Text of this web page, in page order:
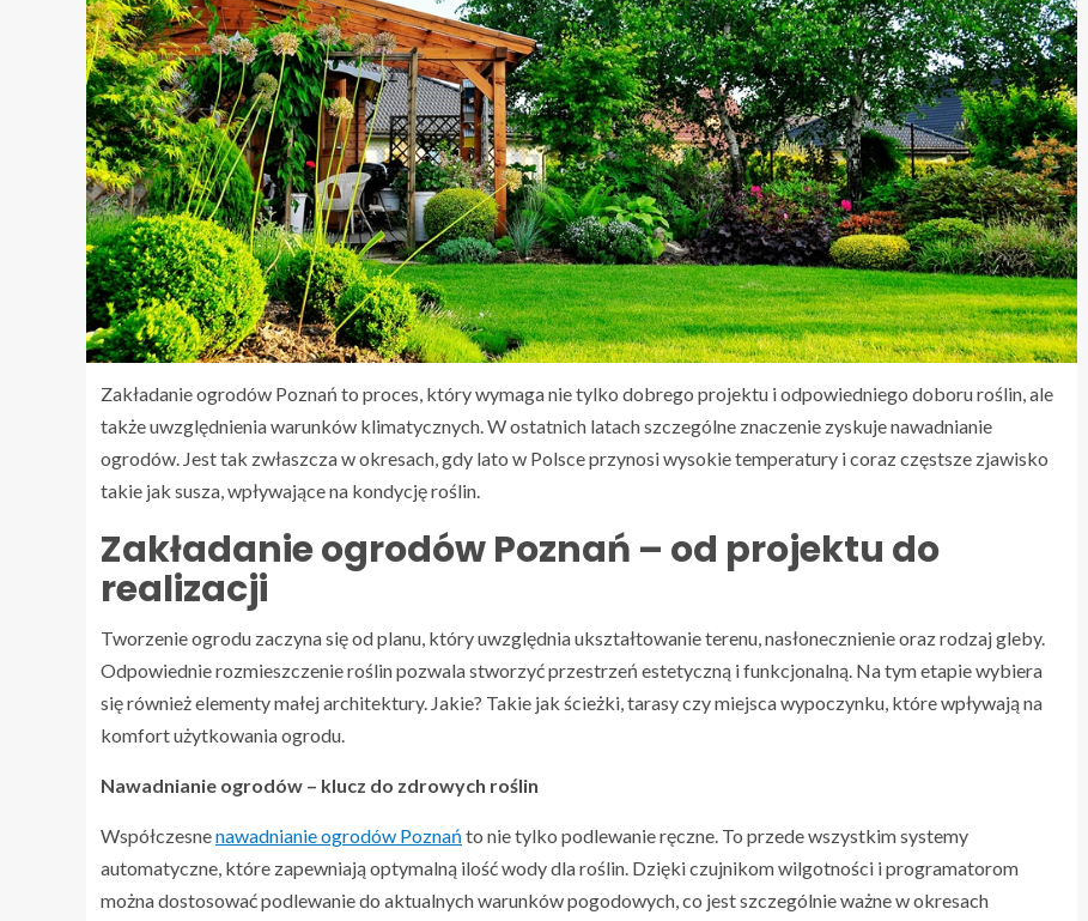
Zakładanie ogrodów Poznań to proces, który wymaga nie tylko dobrego projektu i odpowiedniego doboru roślin, ale
także uwzględnienia warunków klimatycznych. W ostatnich latach szczególne znaczenie zyskuje nawadnianie
ogrodów. Jest tak zwłaszcza w okresach, gdy lato w Polsce przynosi wysokie temperatury i coraz częstsze zjawisko
takie jak susza, wpływające na kondycję roślin.
Zakładanie ogrodów Poznań – od projektu do
realizacji
Tworzenie ogrodu zaczyna się od planu, który uwzględnia ukształtowanie terenu, nasłonecznienie oraz rodzaj gleby.
Odpowiednie rozmieszczenie roślin pozwala stworzyć przestrzeń estetyczną i funkcjonalną. Na tym etapie wybiera
się również elementy małej architektury. Jakie? Takie jak ścieżki, tarasy czy miejsca wypoczynku, które wpływają na
komfort użytkowania ogrodu.
Nawadnianie ogrodów – klucz do zdrowych roślin
Współczesnenawadnianie ogrodów Poznań to nie tylko podlewanie ręczne. To przede wszystkim systemy
automatyczne, które zapewniają optymalną ilość wody dla roślin. Dzięki czujnikom wilgotności i programatorom
można dostosować podlewanie do aktualnych warunków pogodowych, co jest szczególnie ważne w okresach